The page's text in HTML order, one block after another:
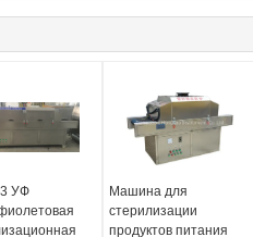
3 УФ
Машина для
стерилизации
продуктов питания